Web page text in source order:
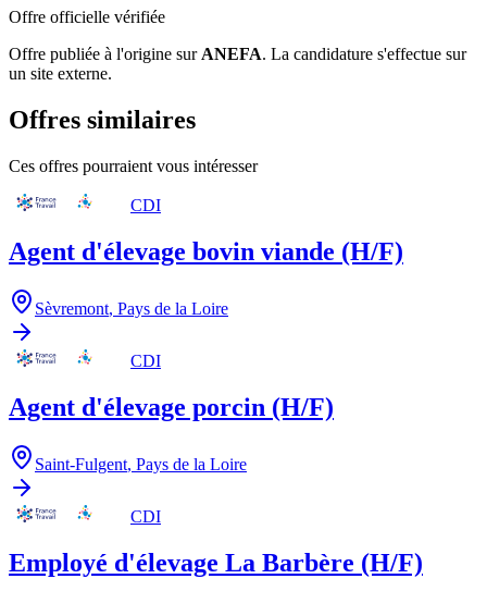
Offre officielle vérifiée
Offre publiée à l'origine sur ANEFA. La candidature s'effectue sur
un site externe.
Offres similaires
Ces offres pourraient vous intéresser
CDI
Agent d'élevage bovin viande (H/F)
Sèvremont, Pays de la Loire
CDI
Agent d'élevage porcin (H/F)
Saint-Fulgent, Pays de la Loire
CDI
Employé d'élevage La Barbère (H/F)